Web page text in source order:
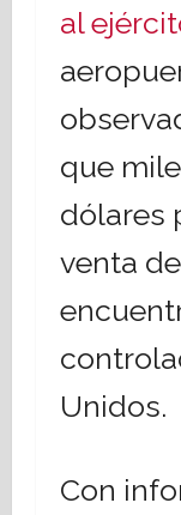
al
que
dólares
venta
Unidos.
Con